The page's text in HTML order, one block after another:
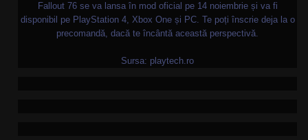
Fallout 76 se va lansa în mod oficial pe 14 noiembrie și va fi
disponibil pe PlayStation 4, Xbox One și PC. Te poți înscrie deja la o
precomandă, dacă te încântă această perspectivă.
Sursa: playtech.ro